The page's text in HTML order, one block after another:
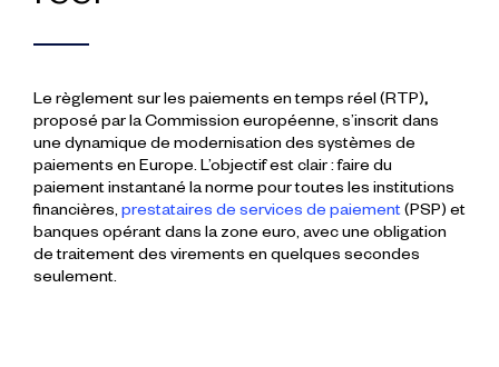
Le règlement sur les paiements en temps réel (RTP),
proposé par laCommission européenne, s’inscrit dans
une dynamique de modernisation des systèmes de
paiements en Europe. L’objectif est clair : faire du
paiement instantané la norme pour toutes les institutions
financières,prestataires de services de paiement(PSP) et
banques opérant dans la zone euro, avec une obligation
de traitement des virements en quelques secondes
seulement.